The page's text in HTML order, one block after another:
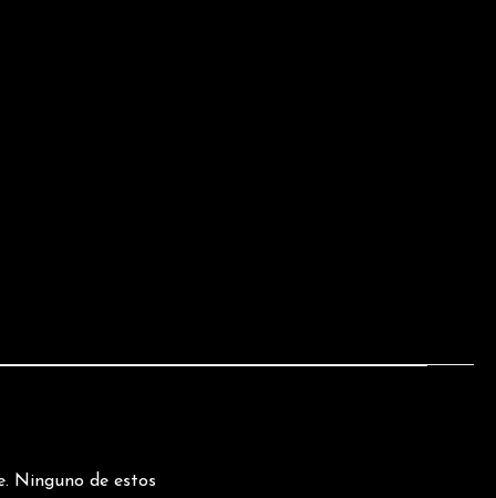
Ninguno de estos